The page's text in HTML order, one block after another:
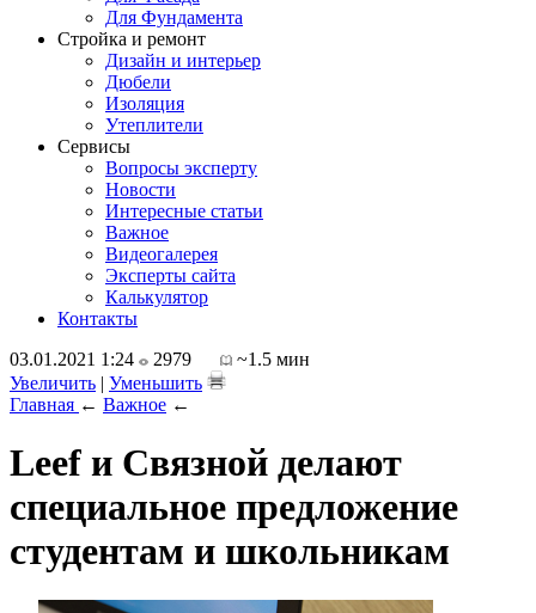
Для Фундамента
Стройка и ремонт
Дизайн и интерьер
Дюбели
Изоляция
Утеплители
Сервисы
Вопросы эксперту
Новости
Интересные статьи
Важное
Видеогалерея
Эксперты сайта
Калькулятор
Контакты
03.01.2021 1:24
2979
~1.5 мин
Увеличить | Уменьшить
Главная ← Важное ←
Leef и Связной делают
специальное предложение
студентам и школьникам